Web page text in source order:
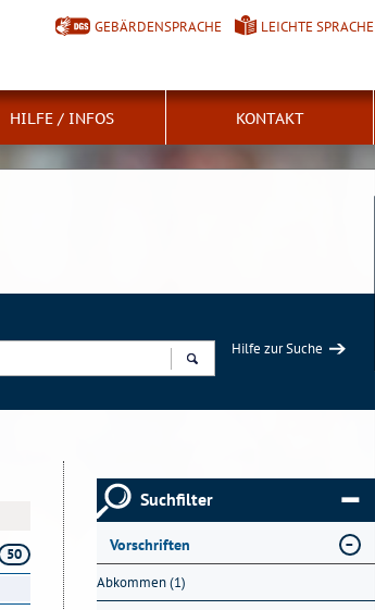
GEBÄRDENSPRACHE LEICHTE SPRACHE
HILFE / INFOS KONTAKT
Hilfe zur Suche
50
Suchfilter
Vorschriften
Abkommen (1)